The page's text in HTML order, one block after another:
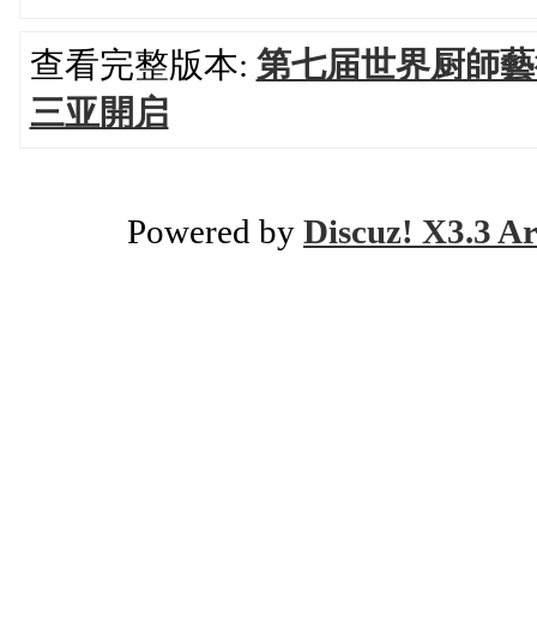
查看完整版本: 第七届世界厨師
三亚開启
Powered by Discuz! X3.3